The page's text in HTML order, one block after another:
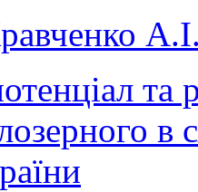
та
в